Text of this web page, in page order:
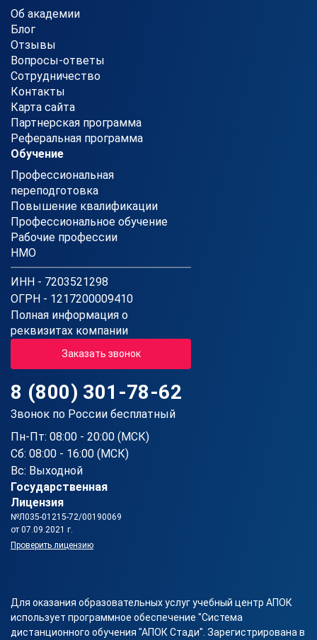
Об академии
Блог
Отзывы
Вопросы-ответы
Сотрудничество
Контакты
Карта сайта
Партнерская программа
Реферальная программа
Обучение
Профессиональная
переподготовка
Повышение квалификации
Профессиональное обучение
Рабочие профессии
НМО
ИНН - 7203521298
ОГРН - 1217200009410
Полная информация о
реквизитах компании
Заказать звонок
8 (800) 301-78-62
Звонок по России бесплатный
Пн-Пт: 08:00 - 20:00 (МСК)
Сб: 08:00 - 16:00 (МСК)
Вс: Выходной
Государственная
Лицензия
№Л035-01215-72/00190069
от 07.09.2021 г.
Проверить лицензию
Для оказания образовательных услуг учебный центр АПОК
использует программное обеспечение "Система
дистанционного обучения "АПОК Стади". Зарегистрирована в